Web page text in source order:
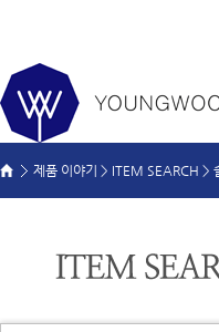
제품 이야기 > ITEM SEARCH >